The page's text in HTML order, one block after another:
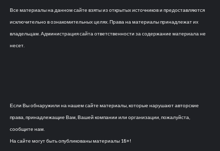
Все материалы на данном сайте взяты из открытых источников и предоставляются
исключительно в ознакомительных целях. Права на материалы принадлежат их
владельцам. Администрация сайта ответственности за содержание материала не
несет.
Если Вы обнаружили на нашем сайте материалы, которые нарушают авторские
права, принадлежащие Вам, Вашей компании или организации, пожалуйста,
сообщите нам.
На сайте могут быть опубликованы материалы 18+!